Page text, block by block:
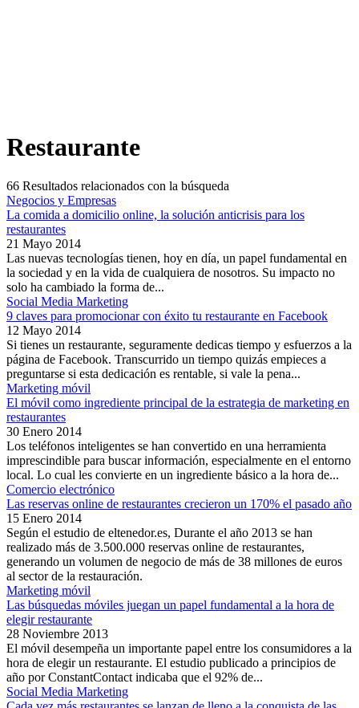
Restaurante
66 Resultados relacionados con la búsqueda
Negocios y Empresas
La comida a domicilio online, la solución anticrisis para los
restaurantes
21 Mayo 2014
Las nuevas tecnologías tienen, hoy en día, un papel fundamental en
la sociedad y en la vida de cualquiera de nosotros. Su impacto no
solo ha cambiado la forma de...
Social Media Marketing
9 claves para promocionar con éxito tu restaurante en Facebook
12 Mayo 2014
Si tienes un restaurante, seguramente dedicas tiempo y esfuerzos a la
página de Facebook. Transcurrido un tiempo quizás empieces a
preguntarse si esta dedicación es rentable, si vale la pena...
Marketing móvil
El móvil como ingrediente principal de la estrategia de marketing en
restaurantes
30 Enero 2014
Los teléfonos inteligentes se han convertido en una herramienta
imprescindible para buscar información, especialmente en el entorno
local. Lo cual les convierte en un ingrediente básico a la hora de...
Comercio electrónico
Las reservas online de restaurantes crecieron un 170% el pasado año
15 Enero 2014
Según el estudio de eltenedor.es, Durante el año 2013 se han
realizado más de 3.500.000 reservas online de restaurantes,
generando un volumen de negocio de más de 38 millones de euros
al sector de la restauración.
Marketing móvil
Las búsquedas móviles juegan un papel fundamental a la hora de
elegir restaurante
28 Noviembre 2013
El móvil desempeña un importante papel entre los consumidores a la
hora de elegir un restaurante. El estudio publicado a principios de
año por ConstantContact indicaba que el 92% de...
Social Media Marketing